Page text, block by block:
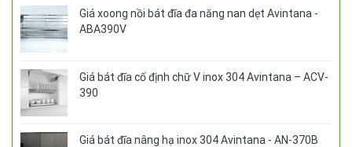
Giá xoong nồi bát đĩa đa năng nan dẹt Avintana -
ABA390V
Giá bát đĩa cố định chữ V inox 304 Avintana – ACV-
390
Giá bát đĩa nâng hạ inox 304 Avintana - AN-370B